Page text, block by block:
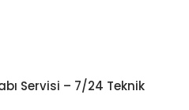
Servisi – 7/24 Teknik